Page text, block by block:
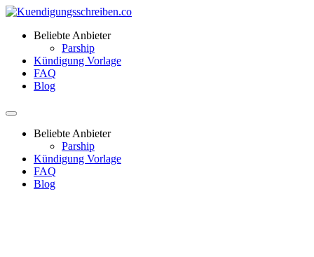
Beliebte Anbieter
Parship
Kündigung Vorlage
FAQ
Blog
Beliebte Anbieter
Parship
Kündigung Vorlage
FAQ
Blog